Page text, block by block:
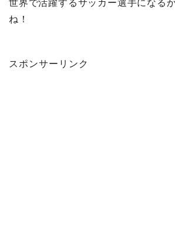
世界で活躍するサッカー選手になる
ね！
スポンサーリンク